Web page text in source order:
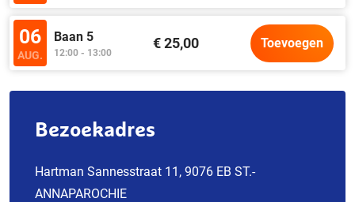
06
AUG.
Baan 5
12:00 - 13:00
€ 25,00 Toevoegen
Bezoekadres
Hartman Sannesstraat 11, 9076 EB ST.-
ANNAPAROCHIE